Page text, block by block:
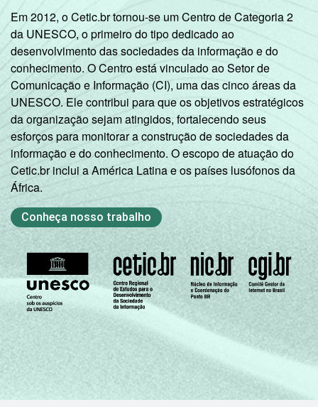
Em 2012, o Cetic.br tornou-se um Centro de Categoria 2
da UNESCO, o primeiro do tipo dedicado ao
desenvolvimento das sociedades da informação e do
conhecimento. O Centro está vinculado ao Setor de
Comunicação e Informação (CI), uma das cinco áreas da
UNESCO. Ele contribui para que os objetivos estratégicos
da organização sejam atingidos, fortalecendo seus
esforços para monitorar a construção de sociedades da
informação e do conhecimento. O escopo de atuação do
Cetic.br inclui a América Latina e os países lusófonos da
África.
Conheça nosso trabalho